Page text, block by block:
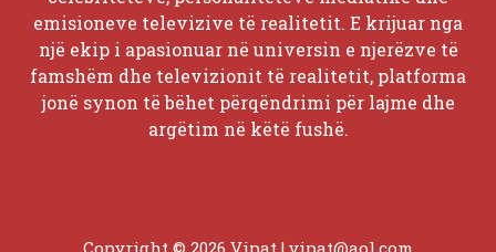
emisioneve televizive të realitetit. E krijuar nga
një ekip i apasionuar në universin e njerëzve të
famshëm dhe televizionit të realitetit, platforma
jonë synon të bëhet përqëndrimi për lajme dhe
argëtim në këtë fushë.